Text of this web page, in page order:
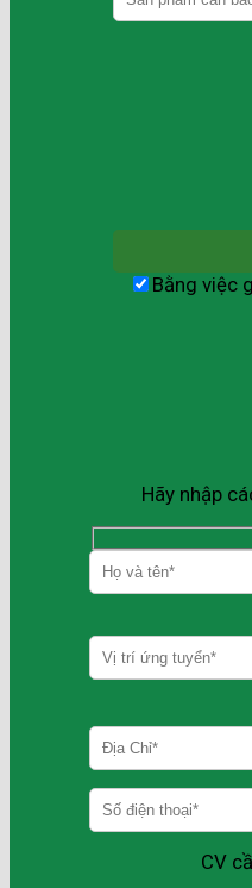
Bằng việc
Hãy nhập
CV